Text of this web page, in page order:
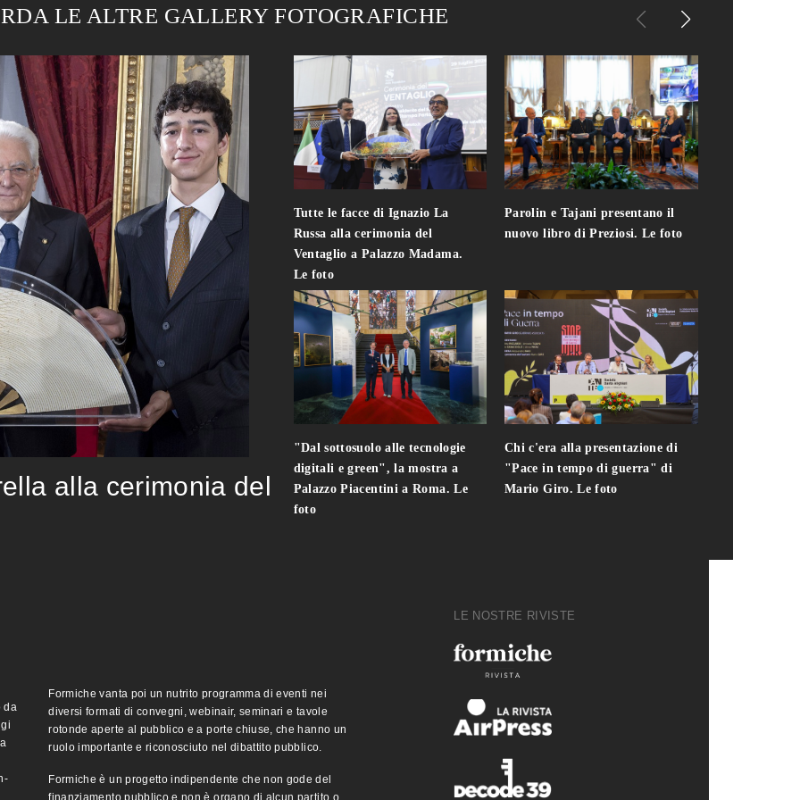
LE ALTRE GALLERY FOTOGRAFICHE
alla cerimonia del
Tutte le facce di Ignazio La
Russa alla cerimonia del
Ventaglio a Palazzo Madama.
Le foto
"Dal sottosuolo alle tecnologie
digitali e green", la mostra a
Palazzo Piacentini a Roma. Le
foto
Parolin e Tajani presentano il
nuovo libro di Preziosi. Le foto
Chi c'era alla presentazione di
"Pace in tempo di guerra" di
Mario Giro. Le foto
da
Formiche vanta poi un nutrito programma di eventi nei
diversi formati di convegni, webinair, seminari e tavole
rotonde aperte al pubblico e a porte chiuse, che hanno un
ruolo importante e riconosciuto nel dibattito pubblico.
Formiche è un progetto indipendente che non gode del
LE NOSTRE RIVISTE